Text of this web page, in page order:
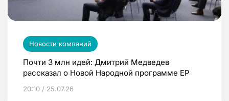
Новости компаний
Почти 3 млн идей: Дмитрий Медведев
рассказал о Новой Народной программе ЕР
20:10 / 25.07.26